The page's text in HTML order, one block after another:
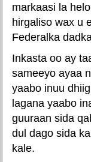
markaasi la
hirgaliso wax u
Federalka
Inkasta oo ay
sameeyo ayaa
yaabo inuu
lagana yaabo
guuraan sida
dul dago sida
kale.